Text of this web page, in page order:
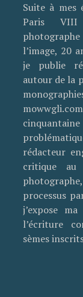
Suite à mes
Paris VIII
l’image, 20
je publie
autour de la
rédacteur
critique
processus
j’expose
l’écriture
sèmes